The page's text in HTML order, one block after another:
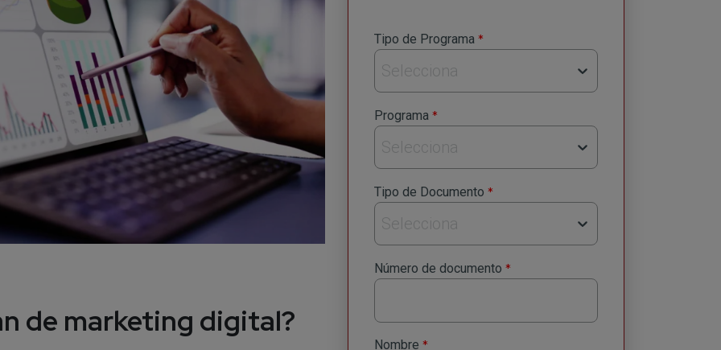
de marketing digital?
Tipo de Programa *
Selecciona
Programa *
Selecciona
Tipo de Documento *
Selecciona
Número de documento *
Nombre *